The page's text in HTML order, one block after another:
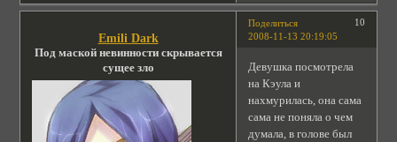
Поделиться
10
2008-11-13 20:19:05
Emili Dark
Под маской невинности скрывается
сущее зло
Девушка посмотрела
на Кэула и
нахмурилась, она сама
сама не поняла о чем
думала, в голове был